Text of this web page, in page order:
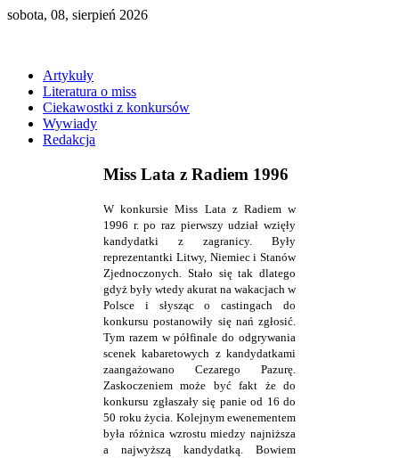
sobota, 08, sierpień 2026
Artykuły
Literatura o miss
Ciekawostki z konkursów
Wywiady
Redakcja
Miss Lata z Radiem 1996
W konkursie Miss Lata z Radiem w
1996 r. po raz pierwszy udział wzięły
kandydatki z zagranicy. Były
reprezentantki Litwy, Niemiec i Stanów
Zjednoczonych. Stało się tak dlatego
gdyż były wtedy akurat na wakacjach w
Polsce i słysząc o castingach do
konkursu postanowiły się nań zgłosić.
Tym razem w półfinale do odgrywania
scenek kabaretowych z kandydatkami
zaangażowano Cezarego Pazurę.
Zaskoczeniem może być fakt że do
konkursu zgłaszały się panie od 16 do
50 roku życia. Kolejnym ewenementem
była różnica wzrostu miedzy najniższa
a najwyższą kandydatką. Bowiem